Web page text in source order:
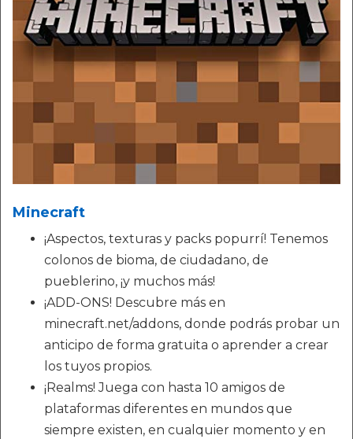
Minecraft
¡Aspectos, texturas y packs popurrí! Tenemos
colonos de bioma, de ciudadano, de
pueblerino, ¡y muchos más!
¡ADD-ONS! Descubre más en
minecraft.net/addons, donde podrás probar un
anticipo de forma gratuita o aprender a crear
los tuyos propios.
¡Realms! Juega con hasta 10 amigos de
plataformas diferentes en mundos que
siempre existen, en cualquier momento y en